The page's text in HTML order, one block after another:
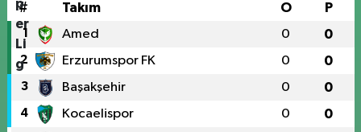
# Takım O P
1 Amed 0 0
2 Erzurumspor FK 0 0
3 Başakşehir 0 0
4 Kocaelispor 0 0